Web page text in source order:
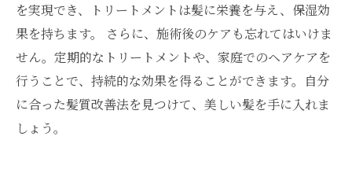
を実現でき、トリートメントは髪に栄養を与え、保湿効
果を持ちます。 さらに、施術後のケアも忘れてはいけま
せん。定期的なトリートメントや、家庭でのヘアケアを
行うことで、持続的な効果を得ることができます。自分
に合った髪質改善法を見つけて、美しい髪を手に入れま
しょう。